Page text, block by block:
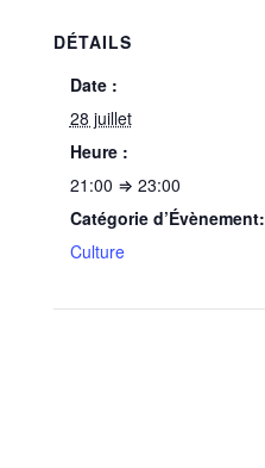
DÉTAILS
Date :
28 juillet
Heure :
21:00 ⇒ 23:00
Catégorie d’Évènement:
Culture